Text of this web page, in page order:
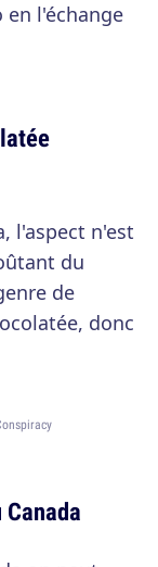
en l'échange
l'aspect n'est
du
de
donc